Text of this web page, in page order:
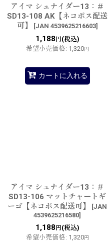
アイマ シュナイダー13：＃
SD13-108 AK【ネコポス配送
可】
[JAN 4539625216603]
1,188 円(税込)
希望小売価格: 1,320円
カートに入れる
アイマ シュナイダー13：＃
SD13-106 マットチャートギ
ーゴ【ネコポス配送可】
[JAN
4539625216580]
1,188 円(税込)
希望小売価格: 1,320円